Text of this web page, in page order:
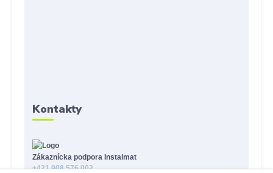
Kontakty
Zákaznícka podpora Instalmat
+421 908 576 002